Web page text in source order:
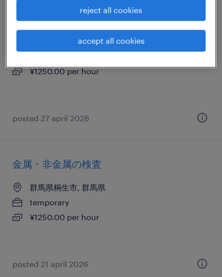
金属・非金属の検査
群馬県桐生市, 群馬県
¥1250.00 per hour
posted 27 april 2026
金属・非金属の検査
群馬県桐生市, 群馬県
temporary
¥1250.00 per hour
posted 21 april 2026
reject all cookies
accept all cookies